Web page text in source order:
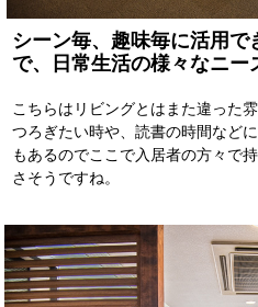
シーン毎、趣味毎に活用で
で、日常生活の様々なニー
こちらはリビングとはまた違った
つろぎたい時や、読書の時間など
もあるのでここで入居者の方々で
さそうですね。